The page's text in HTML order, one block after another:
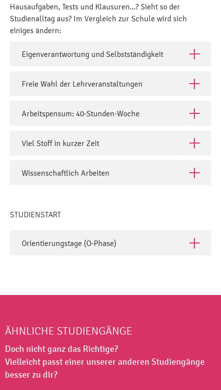
Hausaufgaben, Tests und Klausuren...? Sieht so der
Studienalltag aus? Im Vergleich zur Schule wird sich
einiges ändern:
Eigenverantwortung und Selbstständigkeit Öffne
Freie Wahl der Lehrveranstaltungen Öffne
Arbeitspensum: 40-Stunden-Woche Öffne
Viel Stoff in kurzer Zeit Öffne
Wissenschaftlich Arbeiten Öffne
STUDIENSTART
Orientierungstage (O-Phase) Öffne
ÄHNLICHE STUDIENGÄNGE
Doch nicht ganz das Richtige?
Vielleicht passt einer unserer anderen Studiengänge
besser zu dir?